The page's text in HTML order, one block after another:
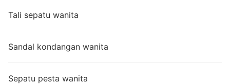
Tali sepatu wanita
Sandal kondangan wanita
Sepatu pesta wanita